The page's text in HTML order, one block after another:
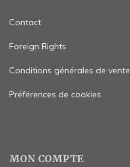
Contact
Foreign Rights
Conditions générales de vente
Préférences de cookies
MON COMPTE